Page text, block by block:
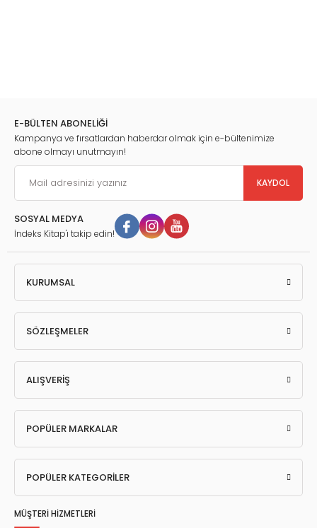
E-BÜLTEN ABONELİĞİ
Kampanya ve fırsatlardan haberdar olmak için e-bültenimize
abone olmayı unutmayın!
KAYDOL
SOSYAL MEDYA
İndeks Kitap'ı takip edin!
KURUMSAL
SÖZLEŞMELER
ALIŞVERİŞ
POPÜLER MARKALAR
POPÜLER KATEGORİLER
MÜŞTERİ HİZMETLERİ